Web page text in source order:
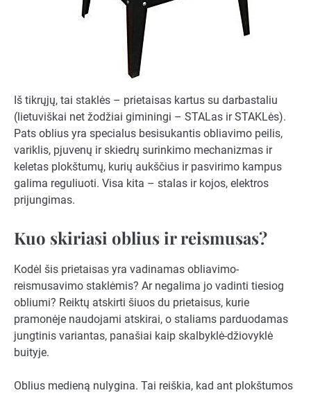
Iš tikrųjų, tai staklės – prietaisas kartus su darbastaliu
(lietuviškai net žodžiai giminingi – STALas ir STAKLės).
Pats oblius yra specialus besisukantis obliavimo peilis,
variklis, pjuvenų ir skiedrų surinkimo mechanizmas ir
keletas plokštumų, kurių aukščius ir pasvirimo kampus
galima reguliuoti. Visa kita – stalas ir kojos, elektros
prijungimas.
Kuo skiriasi oblius ir reismusas?
Kodėl šis prietaisas yra vadinamas obliavimo-
reismusavimo staklėmis? Ar negalima jo vadinti tiesiog
obliumi? Reiktų atskirti šiuos du prietaisus, kurie
pramonėje naudojami atskirai, o staliams parduodamas
jungtinis variantas, panašiai kaip skalbyklė-džiovyklė
buityje.
Oblius medieną nulygina. Tai reiškia, kad ant plokštumos